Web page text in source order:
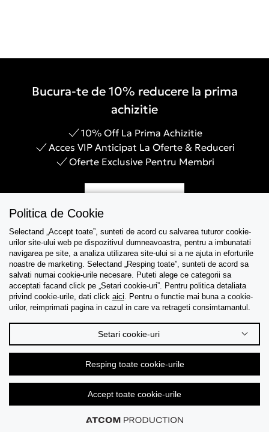
Bucura-te de 10% reducere la prima
achizitie
10% Off La Prima Achizitie
Acces VIP Anticipat La Oferte & Reduceri
Oferte Exclusive Pentru Membri
Asistenta
Colectii
Tips & Guides
Despre noi
Politica de Cookie
Selectand „Accept toate”, sunteti de acord cu salvarea tuturor cookie-
urilor site-ului web pe dispozitivul dumneavoastra, pentru a imbunatati
navigarea pe site, a analiza utilizarea site-ului si a ne ajuta in eforturile
noastre de marketing. Selectand „Resping toate”, sunteti de acord sa
salvati numai cookie-urile necesare. Puteti alege ce categorii sa
acceptati facand click pe „Setari cookie-uri”. Pentru politica detaliata
privind cookie-urile, dati click aici. Pentru o functie mai buna a cookie-
urilor, reimprimati pagina in cazul in care va retrageti consimtamantul.
Setari cookie-uri
Resping toate cookie-urile
Accept toate cookie-urile